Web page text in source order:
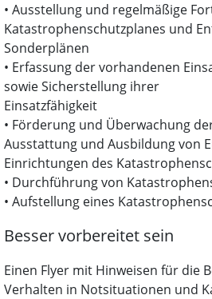
• Ausstellung und regelmäßige
Katastrophenschutzplanes und
Sonderplänen
• Erfassung der vorhandenen
sowie Sicherstellung ihrer
Einsatzfähigkeit
• Förderung und Überwachung
Ausstattung und Ausbildung von
Einrichtungen des
• Durchführung von
• Aufstellung eines
Besser vorbereitet sein
Einen Flyer mit Hinweisen für die
Verhalten in Notsituationen und